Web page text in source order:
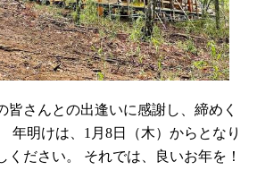
皆さんとの出逢いに感謝し、締めく
年明けは、1月8日（木）からとなり
ください。 それでは、良いお年を！